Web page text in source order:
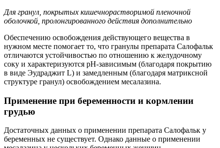
Для гранул, покрытых кишечнорастворимой пленочной
оболочкой, пролонгированного действия дополнительно
Обеспечению освобождения действующего вещества в
нужном месте помогает то, что гранулы препарата Салофальк
отличаются устойчивостью по отношению к желудочному
соку и характеризуются рН-зависимым (благодаря покрытию
в виде Эудраджит L) и замедленным (благодаря матриксной
структуре гранул) освобождением месалазина.
Применение при беременности и кормлении
грудью
Достаточных данных о применении препарата Салофальк у
беременных не существует. Однако данные о применении